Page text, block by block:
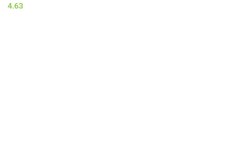
4.63